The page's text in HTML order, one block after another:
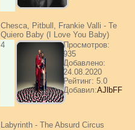
Chesca, Pitbull, Frankie Valli - Te
Quiero Baby (I Love You Baby)
4
Просмотров:
935
Добавлено:
24.08.2020
Рейтинг: 5.0
Добавил:AJlbFF
Labyrinth - The Absurd Circus